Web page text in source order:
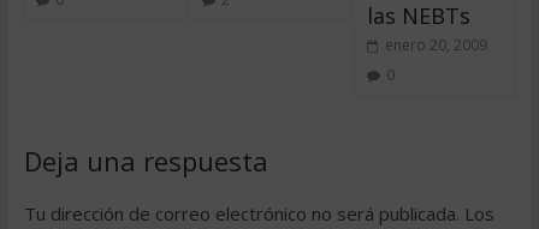
las NEBTs
enero 20, 2009
0
Deja una respuesta
Tu dirección de correo electrónico no será publicada. Los